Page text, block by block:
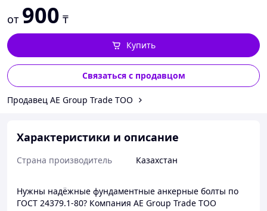
от 900 ₸
Купить
Связаться с продавцом
Продавец AE Group Trade TOO
Характеристики и описание
Страна производитель Казахстан
Нужны надёжные фундаментные анкерные болты по
ГОСТ 24379.1-80? Компания AE Group Trade ТОО